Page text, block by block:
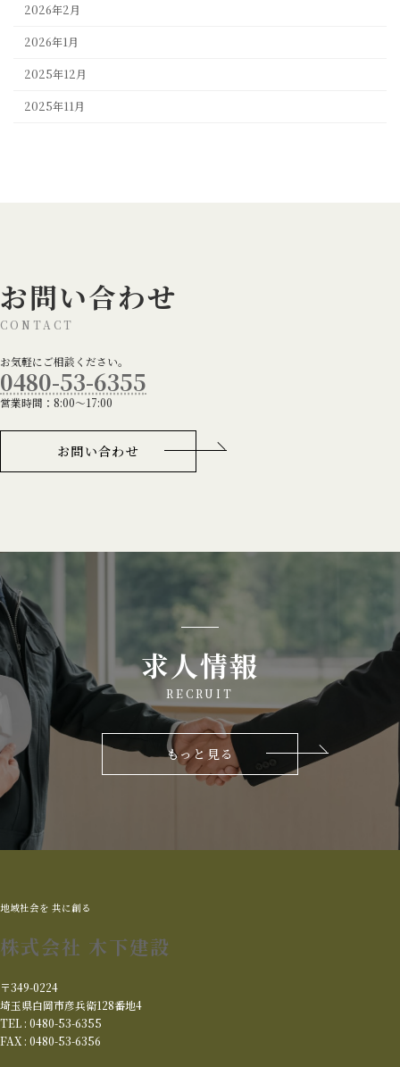
2026年2月
2026年1月
2025年12月
2025年11月
お問い合わせ
CONTACT
お気軽にご相談ください。
0480-53-6355
営業時間：8:00～17:00
お問い合わせ
求人情報
RECRUIT
もっと見る
地域社会を 共に創る
株式会社 木下建設
〒349-0224
埼玉県白岡市彦兵衛128番地4
TEL : 0480-53-6355
FAX : 0480-53-6356